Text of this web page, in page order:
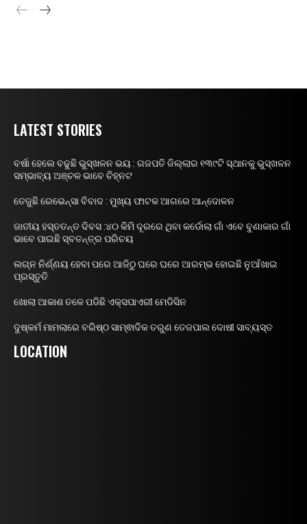
LATEST STORIES
ବର୍ଷା ହେଲେ ବଢୁଛି ଭୁସ୍ଖଳନ ଭୟ : ଗଜପତି ଜିଲ୍ଲାର ୧୩୯ଟି ସ୍ଥାନକୁ ଭୁସ୍ଖଳନ
ସମ୍ଭାବ୍ୟ ଅଞ୍ଚଳ ଭାବେ ଚିହ୍ନଟ
ତେଜୁଛି ରେଭେନ୍ସା ବିବାଦ : ମୁଖ୍ୟ ଫାଟକ ଆଗରେ ଆନ୍ଦୋଳନ
ଜାତୀୟ ହସ୍ତତନ୍ତ ଦିବସ :୪୦ କିମି ଦୂରରେ ଥିବା କର୍ଡୋଲା ଗାଁ ଏବେ ବୁଣାକାର ଗାଁ
ଭାବେ ପାଇଛି ସ୍ବତନ୍ତ୍ର ପରିଚୟ
ଲଗ୍ନ ନିର୍ଣ୍ଣୟ ହେବା ପରେ ଆଜିଠୁ ଘରେ ଘରେ ଆରମ୍ଭ ହୋଇଛି ନୁଆଁଖାଇ
ପ୍ରସ୍ତୁତି
ଖୋଲା ଆକାଶ ତଳେ ପଡିଛି ଏକ୍ସପାଏରୀ ମେଡିସିନ
ଦୁଷ୍କର୍ମ ମାମଲାରେ ବରିଷ୍ଠ ସାମ୍ଵାଦିକ ତରୁଣ ତେଜପାଲ ଦୋଷୀ ସାବ୍ୟସ୍ତ
LOCATION